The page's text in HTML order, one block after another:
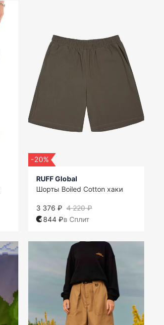
-20%
RUFF Global
Шорты Boiled Cotton хаки
4 220 ₽
3 376 ₽
844 ₽в Сплит